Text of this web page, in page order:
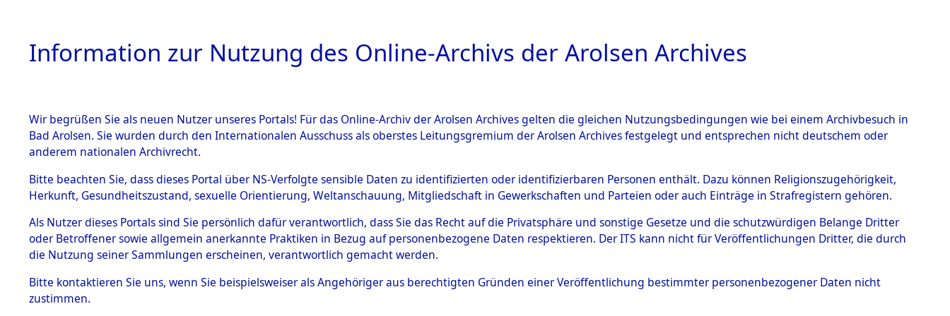
HOME BESTANDSBESCHREIBUNG ARCHIVALE ÜBERSICHT BILD
BESTÄNDE
Inhaftierungsdoku
mente
5. Verschiedenes
Todesmärsche
5.3.1 Alliierte
Nordrhein-Westfalen→Kreis Recklinghausen→0017
(101104634)
0017 (101104634)
Information zur Nutzung des Online-Archivs der Arolsen Archives
Wir begrüßen Sie als neuen Nutzer unseres Portals! Für das Online-Archiv der Arolsen Archives gelten die gleichen Nutzungsbedingungen wie bei einem Archivbesuch in
Bad Arolsen. Sie wurden durch den Internationalen Ausschuss als oberstes Leitungsgremium der Arolsen Archives festgelegt und entsprechen nicht deutschem oder
anderem nationalen Archivrecht.
Bitte beachten Sie, dass dieses Portal über NS-Verfolgte sensible Daten zu identifizierten oder identifizierbaren Personen enthält. Dazu können Religionszugehörigkeit,
Herkunft, Gesundheitszustand, sexuelle Orientierung, Weltanschauung, Mitgliedschaft in Gewerkschaften und Parteien oder auch Einträge in Strafregistern gehören.
Als Nutzer dieses Portals sind Sie persönlich dafür verantwortlich, dass Sie das Recht auf die Privatsphäre und sonstige Gesetze und die schutzwürdigen Belange Dritter
oder Betroffener sowie allgemein anerkannte Praktiken in Bezug auf personenbezogene Daten respektieren. Der ITS kann nicht für Veröffentlichungen Dritter, die durch
die Nutzung seiner Sammlungen erscheinen, verantwortlich gemacht werden.
Bitte kontaktieren Sie uns, wenn Sie beispielsweiser als Angehöriger aus berechtigten Gründen einer Veröffentlichung bestimmter personenbezogener Daten nicht
zustimmen.